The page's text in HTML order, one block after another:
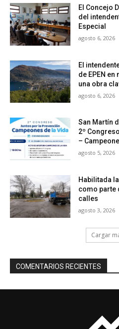
El Concejo
del
Especial
agosto 6, 2026
El
de EPEN
una obra
agosto 6, 2026
San Martín
2º
–
agosto 5, 2026
Habilitada
como parte
calles
agosto 3, 2026
Cargar
COMENTARIOS RECIENTES